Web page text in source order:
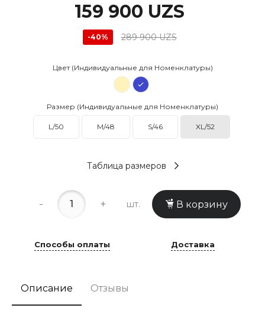
159 900 UZS
-40% 289 900 UZS
Цвет (Индивидуальные для Номенклатуры)
Размер (Индивидуальные для Номенклатуры)
L/50 M/48 S/46 XL/52
Таблица размеров
- + шт. В корзину
Способы оплаты Доставка
Описание Отзывы